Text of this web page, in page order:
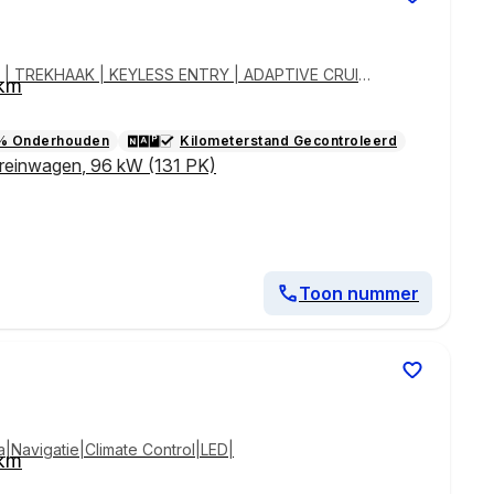
| KEYLESS ENTRY | ADAPTIVE CRUISE
APPLE CARPLAY / ANDROID AUTO
Onderhouden Kilometerstand Gecontroleerd
96 kW (131 PK)
Toon nummer
Control|LED|